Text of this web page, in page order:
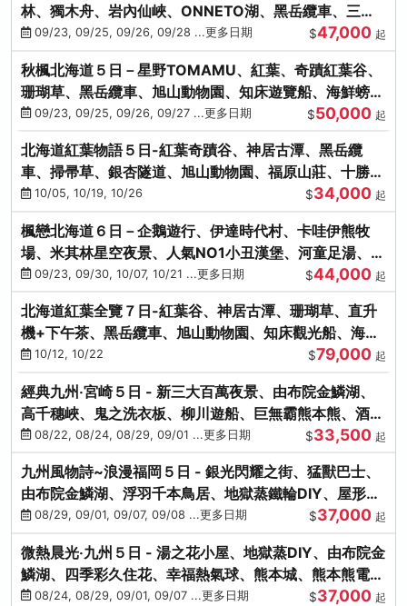
林、獨木舟、岩內仙峽、ONNETO湖、黑岳纜車、三國
峠、豐平峽、螃蟹溫泉
09/23, 09/25, 09/26, 09/28 ...更多日期 $47,000 起
秋楓北海道５日－星野TOMAMU、紅葉、奇蹟紅葉谷、
珊瑚草、黑岳纜車、旭山動物園、知床遊覽船、海鮮螃蟹
和牛吃到飽
09/23, 09/25, 09/26, 09/27 ...更多日期 $50,000 起
北海道紅葉物語５日-紅葉奇蹟谷、神居古潭、黑岳纜
車、掃帚草、銀杏隧道、旭山動物園、福原山莊、十勝牧
場、冰的美術館
10/05, 10/19, 10/26 $34,000 起
楓戀北海道６日－企鵝遊行、伊達時代村、卡哇伊熊牧
場、米其林星空夜景、人氣NO1小丑漢堡、河童足湯、奇
幻燈遊步道、洞爺花火
09/23, 09/30, 10/07, 10/21 ...更多日期 $44,000 起
北海道紅葉全覽７日-紅葉谷、神居古潭、珊瑚草、直升
機+下午茶、黑岳纜車、旭山動物園、知床觀光船、海膽
涮涮鍋(不進免稅店)
10/12, 10/22 $79,000 起
經典九州‧宮崎５日 - 新三大百萬夜景、由布院金鱗湖、
高千穗峽、鬼之洗衣板、柳川遊船、巨無霸熊本熊、酒造
見學試飲
08/22, 08/24, 08/29, 09/01 ...更多日期 $33,500 起
九州風物詩~浪漫福岡５日 - 銀光閃耀之街、猛獸巴士、
由布院金鱗湖、浮羽千本鳥居、地獄蒸鐵輪DIY、屋形船
晚宴、鸕鶿捕魚
08/29, 09/01, 09/07, 09/08 ...更多日期 $37,000 起
微熱晨光‧九州５日 - 湯之花小屋、地獄蒸DIY、由布院金
鱗湖、四季彩久住花、幸福熱氣球、熊本城、熊本熊電
鐵、螃蟹吃到飽
08/24, 08/29, 09/01, 09/07 ...更多日期 $37,000 起